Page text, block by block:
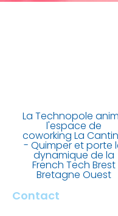
La Technopole
l'espace de
coworking La
- Quimper et porte
dynamique de la
French Tech Brest
Bretagne Ouest
Contact